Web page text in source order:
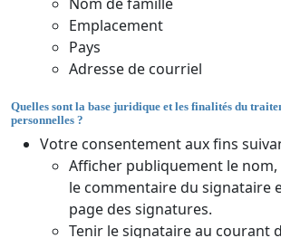
Emplacement
Pays
Adresse de courriel
Quelles sont la base juridique et les finalités du
personnelles ?
Votre consentement aux fins
Afficher publiquement le nom,
le commentaire du signataire
page des signatures.
Tenir le signataire au courant